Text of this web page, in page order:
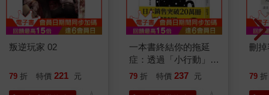
叛逆玩家 02
79 折 特價 221 元
一本書終結你的拖延
症：透過「小行動」打
開大腦的行動開關，懶
79 折 特價 237 元
刪
79 折